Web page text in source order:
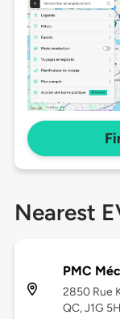
Nearest
PMC
2850 Rue
QC, J1G